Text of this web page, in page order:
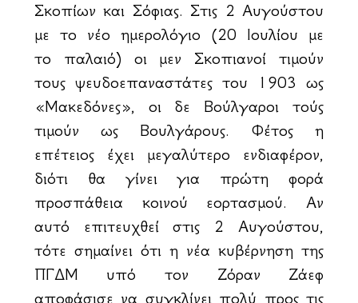
Σκοπίων και Σόφιας. Στις 2 Αυγούστου
με το νέο ημερολόγιο (20 Ιουλίου με
το παλαιό) οι μεν Σκοπιανοί τιμούν
τους ψευδοεπαναστάτες του 1903 ως
«Μακεδόνες», οι δε Βούλγαροι τούς
τιμούν ως Βουλγάρους. Φέτος η
επέτειος έχει μεγαλύτερο ενδιαφέρον,
διότι θα γίνει για πρώτη φορά
προσπάθεια κοινού εορτασμού. Αν
αυτό επιτευχθεί στις 2 Αυγούστου,
τότε σημαίνει ότι η νέα κυβέρνηση της
ΠΓΔΜ υπό τον Ζόραν Ζάεφ
αποφάσισε να συγκλίνει πολύ προς τις